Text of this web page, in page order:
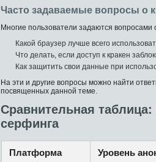
Часто задаваемые вопросы о
Многие пользователи задаются
Какой браузер лучше всего
Что делать, если доступ к кракен
Как защитить свои данные при
На эти и другие вопросы можно найти
посвященных данной теме.
Сравнительная
серфинга
Платформа Уровень